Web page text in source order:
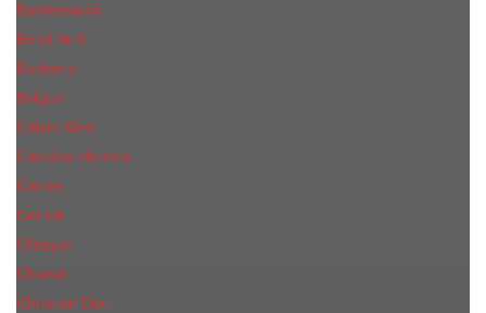
Baldessarini
Bond № 9
Burberry
Bvlgari
Calvin Klein
Carolina Herrera
Cartier
Cerruti
Сliniquе
Chanel
Christian Dior